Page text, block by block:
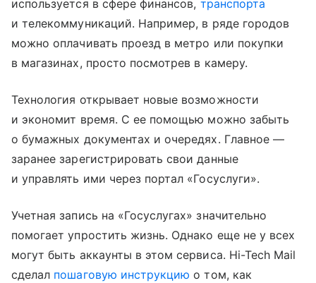
используется в сфере финансов, транспорта
и телекоммуникаций. Например, в ряде городов
можно оплачивать проезд в метро или покупки
в магазинах, просто посмотрев в камеру.
Технология открывает новые возможности
и экономит время. С ее помощью можно забыть
о бумажных документах и очередях. Главное —
заранее зарегистрировать свои данные
и управлять ими через портал «Госуслуги».
Учетная запись на «Госуслугах» значительно
помогает упростить жизнь. Однако еще не у всех
могут быть аккаунты в этом сервиса. Hi-Tech Mail
сделал пошаговую инструкцию о том, как